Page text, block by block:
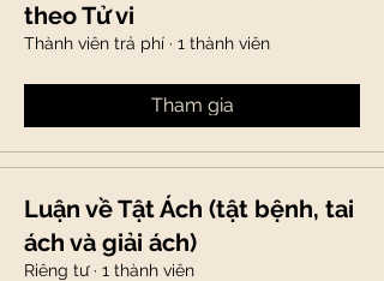
theo Tử vi
Thành viên trả phí · 1 thành viên
Tham gia
Luận về Tật Ách (tật bệnh, tai
ách và giải ách)
Riêng tư · 1 thành viên